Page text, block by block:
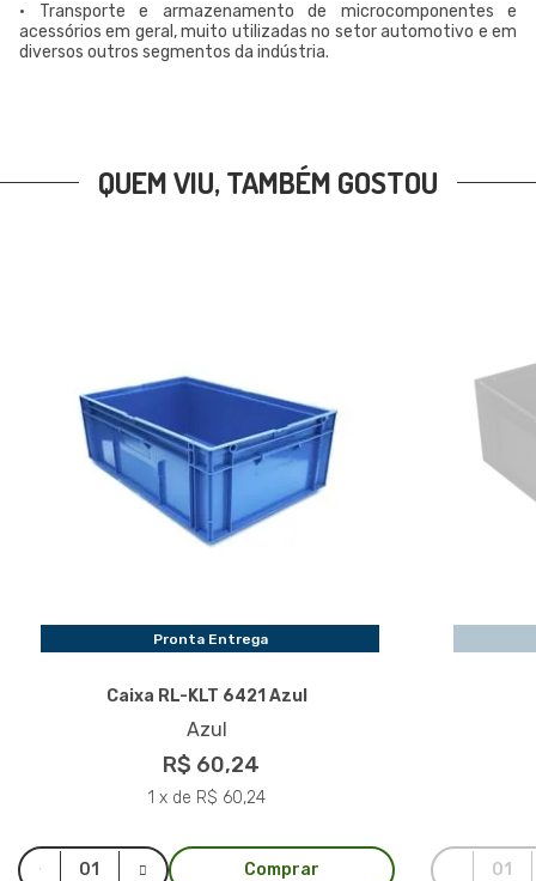
• Transporte e armazenamento de microcomponentes e
acessórios em geral, muito utilizadas no setor automotivo e em
diversos outros segmentos da indústria.
QUEM VIU, TAMBÉM GOSTOU
Pronta Entrega
Caixa RL-KLT 6421 Azul
Azul
R$ 60,24
1 x de R$ 60,24
Comprar